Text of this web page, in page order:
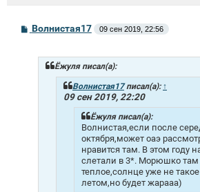
С
о
Волнистая17 09 сен 2019, 22:56
Ёжуля писал(а):
Волнистая17писал(а): ↑
09 сен 2019, 22:20
Ёжуля писал(а):
Волнистая,если после
октября,может оаэ
нравится там. В этом году
слетали в 3*. Морюшко там
теплое,солнце уже не
летом,но будет жарааа)